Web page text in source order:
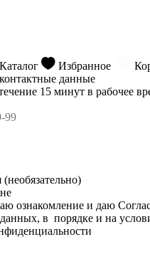
Каталог Избранное
данные
15 минут в рабочее
ознакомление и даю
в порядке и на